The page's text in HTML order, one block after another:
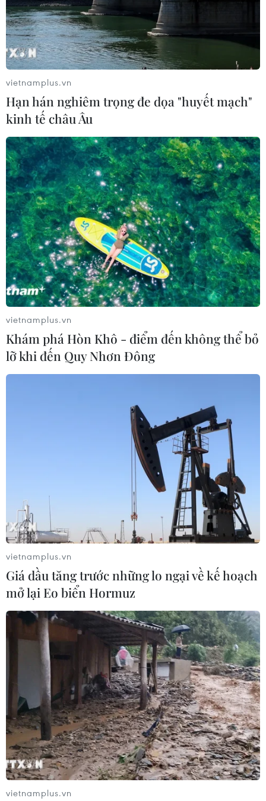
Giá dầu tăng trước những lo ngại về
kế hoạch mở lại Eo biển Hormuz
Nhà đầu tư Anh đề xuất siêu dự án Tổ
hợp cảng biển 18 tỷ USD tại Quảng
Ninh
07/08/2026 08:33
Canh tác biển - động lực mới cho
kinh tế biển Việt Nam
07/08/2026 08:14
Giá vàng hướng tới tuần tăng mạnh
nhất kể từ tháng 1/2026
07/08/2026 08:14
Hạn hán nghiêm trọng đe dọa "huyết
mạch" kinh tế châu Âu
vietnamplus.vn
Hạn hán nghiêm trọng đe dọa "huyết mạch"
kinh tế châu Âu
vietnamplus.vn
Khám phá Hòn Khô - điểm đến không thể bỏ
lỡ khi đến Quy Nhơn Đông
vietnamplus.vn
Giá dầu tăng trước những lo ngại về kế hoạch
mở lại Eo biển Hormuz
vietnamplus.vn